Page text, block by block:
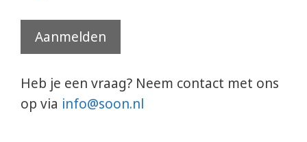
Heb je een vraag? Neem contact met ons
op via info@soon.nl